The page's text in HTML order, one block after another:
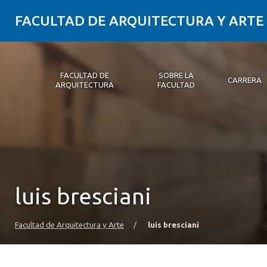
FACULTAD DE ARQUITECTURA Y ARTE
FACULTAD DE
ARQUITECTURA
SOBRE LA
FACULTAD
CARRERA
luis bresciani
Facultad de Arquitectura y Arte / luis bresciani